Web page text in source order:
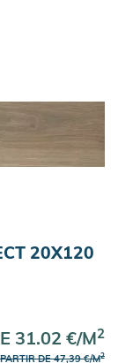
20X120
31.02 €/M2
DE 47,39 €/M2